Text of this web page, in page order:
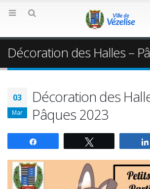
Décoration des Halles –
03
Mar
Décoration des
Pâques 2023